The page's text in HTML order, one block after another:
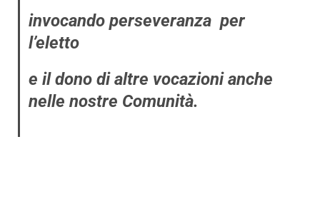
invocando perseveranza per
l’eletto
e il dono di altre vocazioni anche
nelle nostre Comunità.